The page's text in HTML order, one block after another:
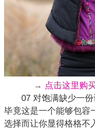
→ 点击这里购
07 对饱满缺少一份
毕竟这是一个能够包容
选择而让你显得格格不